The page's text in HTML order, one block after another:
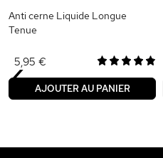
Anti cerne Liquide Longue
Tenue
5,95 €
AJOUTER AU PANIER
‹